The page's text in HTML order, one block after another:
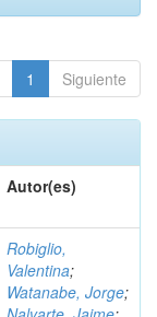
1 Siguiente
Autor(es)
Robiglio,
Valentina;
Watanabe, Jorge;